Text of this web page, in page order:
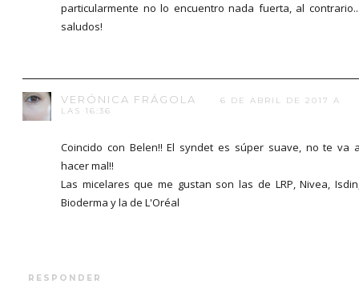
particularmente no lo encuentro nada fuerta, al
saludos!
VERÓNICA FRÁGOLA
6 DE ABRIL DE 2017 A
LAS 16:36
Coincido con Belen!! El syndet es súper suave, no te va
hacer mal!!
Las micelares que me gustan son las de LRP, Nivea,
Bioderma y la de L'Oréal
RESPONDER